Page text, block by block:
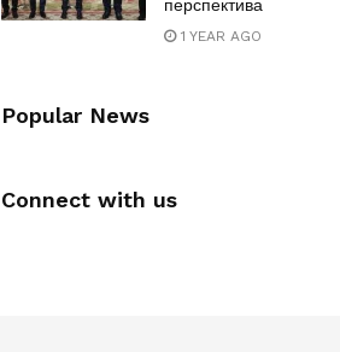
перспектива
1 YEAR AGO
Popular News
Connect with us